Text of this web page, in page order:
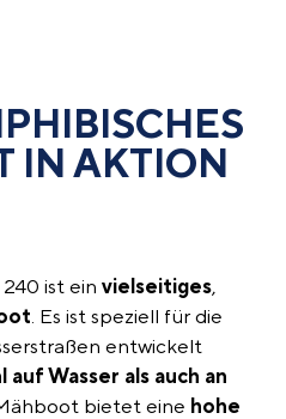
IN AKTION
ist ein vielseitiges,
. Es ist speziell für die
entwickelt
auf Wasser als auch an
bietet eine hohe